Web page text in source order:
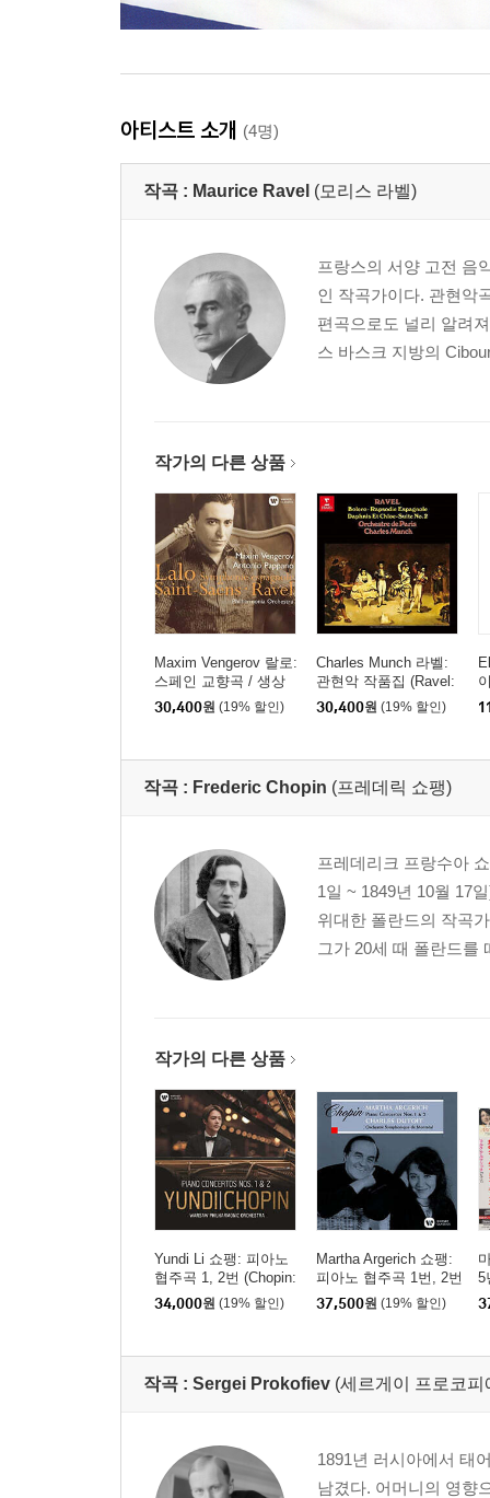
아티스트 소개 (4명)
작곡 : Maurice Ravel (모리스 라벨)
프랑스의 서양 고전 음
인 작곡가이다. 관현악
편곡으로도 널리 알려
스 바스크 지방의
작가의 다른 상품
Maxim Vengerov 랄로:
스페인 교향곡 / 생상
스: 바이올린 협주곡 2
번 (LALO: Symphonie
nt-Sans: Violin Concert
30,400원 (19% 할인)
Charles Munch 라벨:
관현악 작품집 (Ravel:
Bolero) [UHQCD]
30,400원 (19% 할인)
작곡 : Frederic Chopin (프레데릭 쇼팽)
프레데리크 프랑수아
1일 ~ 1849년 10월 17
위대한 폴란드의 작곡
그가 20세 때 폴란드를
작가의 다른 상품
Yundi Li 쇼팽: 피아노
협주곡 1, 2번 (Chopin:
Piano Concertos Op. 1
1, 21) [UHQCD]
34,000원 (19% 할인)
Martha Argerich 쇼팽:
피아노 협주곡 1번, 2번
(Chopin: Piano Concert
os Nos. 1 & 2) [SACD
37,500원 (19% 할인)
5
작곡 : Sergei Prokofiev (세르게이 프로코
1891년 러시아에서 태
남겼다. 어머니의 영향